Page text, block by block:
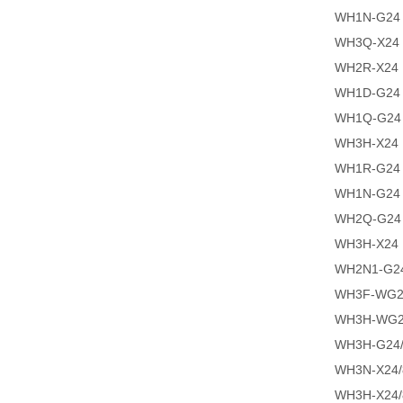
WH1N-G24
WH3Q-X24
WH2R-X24
WH1D-G24
WH1Q-G24
WH3H-X24
WH1R-G24
WH1N-G24
WH2Q-G24
WH3H-X24
WH2N1-
WH3F-
WH3H-
WH3H-
WH3N-
WH3H-